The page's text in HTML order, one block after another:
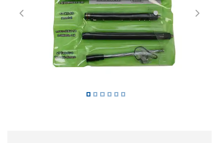
Previous Next